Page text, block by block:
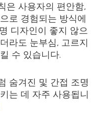
은 사용자의 편안함,
로 경험되는 방식에
디자인이 좋지 않으
라도 눈부심, 고르지
수 있습니다.
숨겨진 및 간접 조명
는 데 자주 사용됩니